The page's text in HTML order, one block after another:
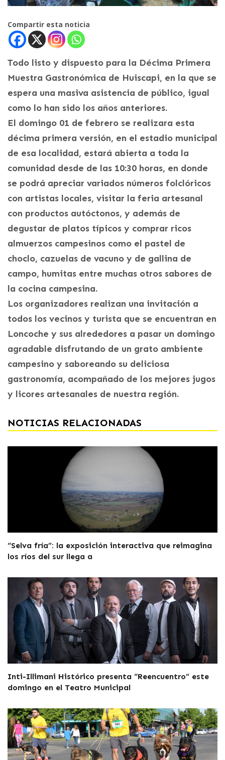
Compartir esta noticia
Todo listo y dispuesto para la Décima Primera
Muestra Gastronómica de Huiscapi, en la que se
espera una masiva asistencia de público, igual
como lo han sido los años anteriores.
El domingo 01 de febrero se realizara esta
décima primera versión, en el estadio municipal
de esa localidad, estará abierta a toda la
comunidad desde de las 10:30 horas, en donde
se podrá apreciar variados números folclóricos
con artistas locales, visitar la feria artesanal
con productos autóctonos, y además de
degustar de platos típicos y comprar ricos
almuerzos campesinos como el pastel de
choclo, cazuelas de vacuno y de gallina de
campo, humitas entre muchas otros sabores de
la cocina campesina.
Los organizadores realizan una invitación a
todos los vecinos y turista que se encuentran en
Loncoche y sus alrededores a pasar un domingo
agradable disfrutando de un grato ambiente
campesino y saboreando su deliciosa
gastronomía, acompañado de los mejores jugos
y licores artesanales de nuestra región.
NOTICIAS RELACIONADAS
“Selva fría”: la exposición interactiva que reimagina
los ríos del sur llega a
Inti-Illimani Histórico presenta “Reencuentro” este
domingo en el Teatro Municipal